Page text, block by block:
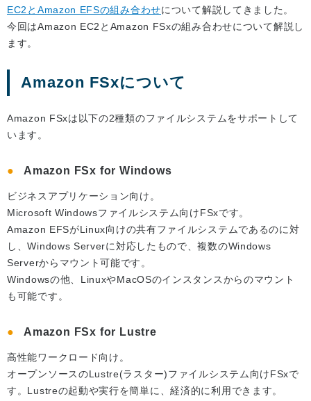
EC2とAmazon EFSの組み合わせについて解説してきました。
今回はAmazon EC2とAmazon FSxの組み合わせについて解説し
ます。
Amazon FSxについて
Amazon FSxは以下の2種類のファイルシステムをサポートして
います。
Amazon FSx for Windows
ビジネスアプリケーション向け。
Microsoft Windowsファイルシステム向けFSxです。
Amazon EFSがLinux向けの共有ファイルシステムであるのに対
し、Windows Serverに対応したもので、複数のWindows
Serverからマウント可能です。
Windowsの他、LinuxやMacOSのインスタンスからのマウント
も可能です。
Amazon FSx for Lustre
高性能ワークロード向け。
オープンソースのLustre(ラスター)ファイルシステム向けFSxで
す。Lustreの起動や実行を簡単に、経済的に利用できます。